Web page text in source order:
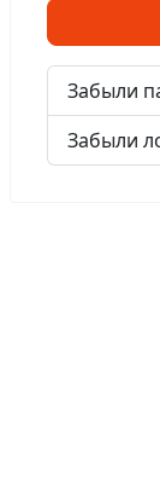
Забыли
Забыли